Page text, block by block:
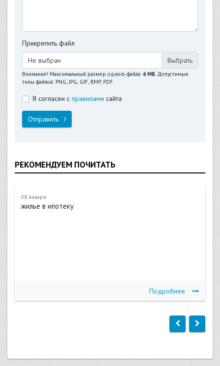
Прикрепить файл
Не выбран
Внимание! Максимальный размер одного файла: 6 МБ. Допустимые
типы файлов: PNG, JPG, GIF, BMP, PDF
Я согласен с правилами сайта
Отправить
РЕКОМЕНДУЕМ ПОЧИТАТЬ
08 января
жилье в ипотеку
Подробнее